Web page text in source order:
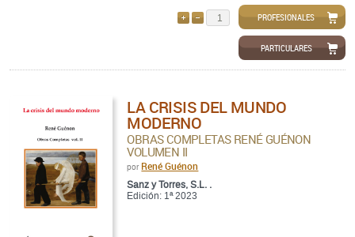
QUITARPROFESIONALES
PARTICULARES
LA CRISIS DEL MUNDO
MODERNO
OBRAS COMPLETAS RENÉ GUÉNON
VOLUMEN II
por René Guénon
Sanz y Torres, S.L. .
Edición: 1ª 2023